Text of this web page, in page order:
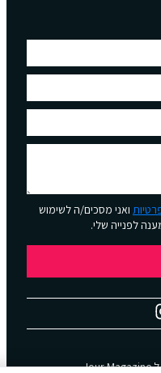
ואני מסכים/ה לשימוש
לפנייה שלי.
Jour